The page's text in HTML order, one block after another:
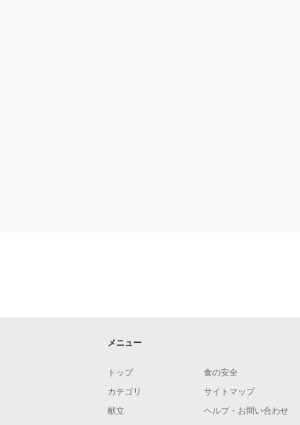
メニュー
トップ
カテゴリ
献立
食の安全
サイトマップ
ヘルプ・お問い合わせ